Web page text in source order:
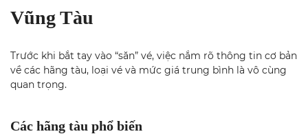
Vũng Tàu
Trước khi bắt tay vào “săn” vé, việc nắm rõ thông tin cơ bản
về các hãng tàu, loại vé và mức giá trung bình là vô cùng
quan trọng.
Các hãng tàu phổ biến